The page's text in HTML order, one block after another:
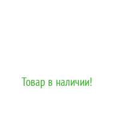
Товар в наличии!